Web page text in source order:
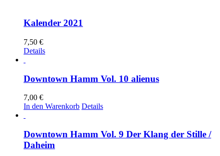
Kalender 2021
7,50 €
Details
Downtown Hamm Vol. 10 alienus
7,00 €
In den Warenkorb Details
Downtown Hamm Vol. 9 Der Klang der Stille /
Daheim